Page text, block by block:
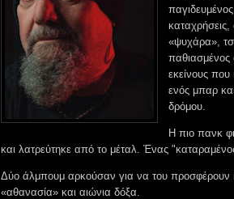
«ψυχάρα»,
εκείνους
ενός μπαρ
δρόμου.
Η πιο πανκ
και λατρεύτηκε από το μέταλ. Ένας
Δύο άλμπουμ αρκούσαν για να του προσφέρουν
«αθανασία» και αιώνια δόξα.